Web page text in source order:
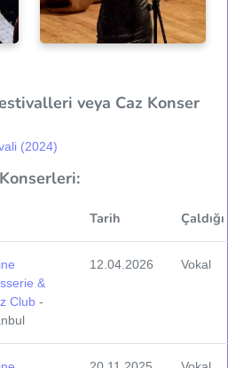
veya Caz Konser
(2024)
Konserleri:
Tarih
&
Club -
12.04.2026 Vokal